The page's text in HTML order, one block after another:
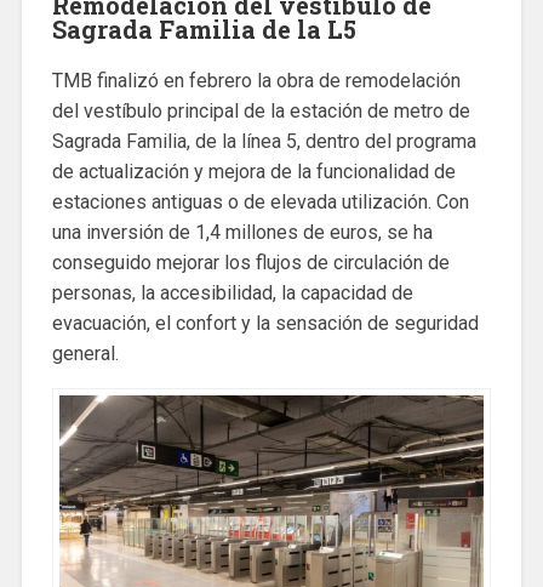
Sagrada Familia de la L5
TMB finalizó en febrero la obra de remodelación
del vestíbulo principal de la estación de metro de
Sagrada Familia, de la línea 5, dentro del programa
de actualización y mejora de la funcionalidad de
estaciones antiguas o de elevada utilización. Con
una inversión de 1,4 millones de euros, se ha
conseguido mejorar los flujos de circulación de
personas, la accesibilidad, la capacidad de
evacuación, el confort y la sensación de seguridad
general.